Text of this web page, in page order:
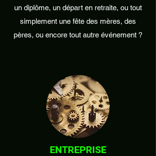
un diplôme, un départ en retraite, ou tout
simplement une fête des mères, des
pères, ou encore tout autre événement ?
ENTREPRISE